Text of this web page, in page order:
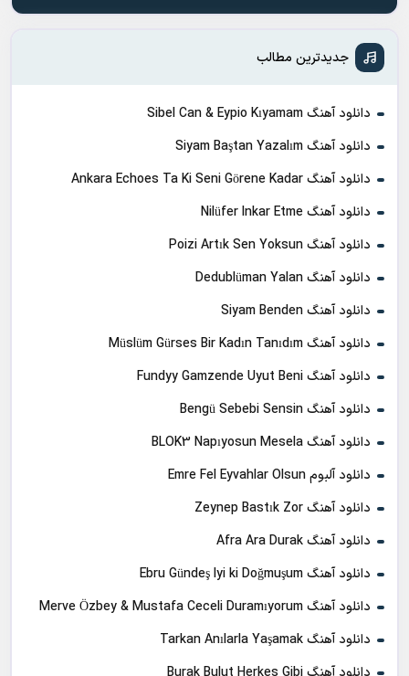
جدیدترین مطالب
دانلود آهنگ Sibel Can & Eypio Kıyamam
دانلود آهنگ Siyam Baştan Yazalım
دانلود آهنگ Ankara Echoes Ta Ki Seni Görene Kadar
دانلود آهنگ Nilüfer Inkar Etme
دانلود آهنگ Poizi Artık Sen Yoksun
دانلود آهنگ Dedublüman Yalan
دانلود آهنگ Siyam Benden
دانلود آهنگ Müslüm Gürses Bir Kadın Tanıdım
دانلود آهنگ Fundyy Gamzende Uyut Beni
دانلود آهنگ Bengü Sebebi Sensin
دانلود آهنگ BLOK3 Napıyosun Mesela
دانلود آلبوم Emre Fel Eyvahlar Olsun
دانلود آهنگ Zeynep Bastık Zor
دانلود آهنگ Afra Ara Durak
دانلود آهنگ Ebru Gündeş Iyi ki Doğmuşum
دانلود آهنگ Merve Özbey & Mustafa Ceceli Duramıyorum
دانلود آهنگ Tarkan Anılarla Yaşamak